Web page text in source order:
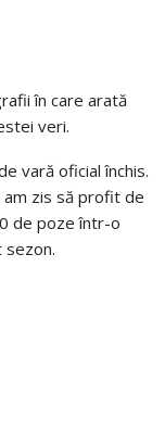
în care arată
veri.
vară oficial închis.
am zis să profit de
de poze într-o
sezon.